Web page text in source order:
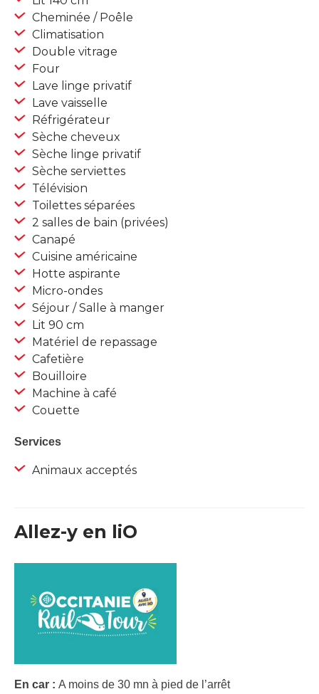
Cheminée / Poêle
Climatisation
Double vitrage
Four
Lave linge privatif
Lave vaisselle
Réfrigérateur
Sèche cheveux
Sèche linge privatif
Sèche serviettes
Télévision
Toilettes séparées
2 salles de bain (privées)
Canapé
Cuisine américaine
Hotte aspirante
Micro-ondes
Séjour / Salle à manger
Lit 90 cm
Matériel de repassage
Cafetière
Bouilloire
Machine à café
Couette
Services
Animaux acceptés
Allez-y en liO
En car : A moins de 30 mn à pied de l’arrêt